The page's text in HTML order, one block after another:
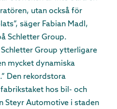
utan också för
säger Fabian Madl,
Schletter Group.
Group ytterligare
mycket dynamiska
Den rekordstora
hos bil- och
Steyr Automotive i staden